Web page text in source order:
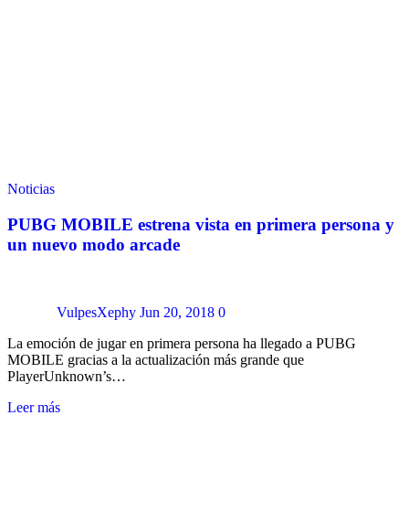
Noticias
PUBG MOBILE estrena vista en primera persona y
un nuevo modo arcade
VulpesXephy Jun 20, 2018 0
La emoción de jugar en primera persona ha llegado a PUBG
MOBILE gracias a la actualización más grande que
PlayerUnknown’s…
Leer más